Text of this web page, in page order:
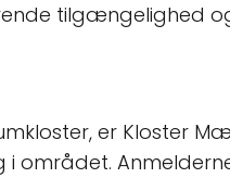
tilgængelighed
er Kloster
området.